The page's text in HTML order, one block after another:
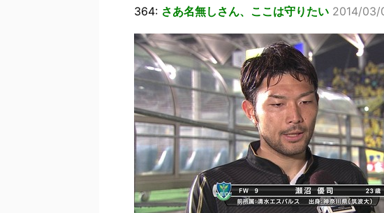
364: さあ名無しさん、ここは守りたい 2014/03/